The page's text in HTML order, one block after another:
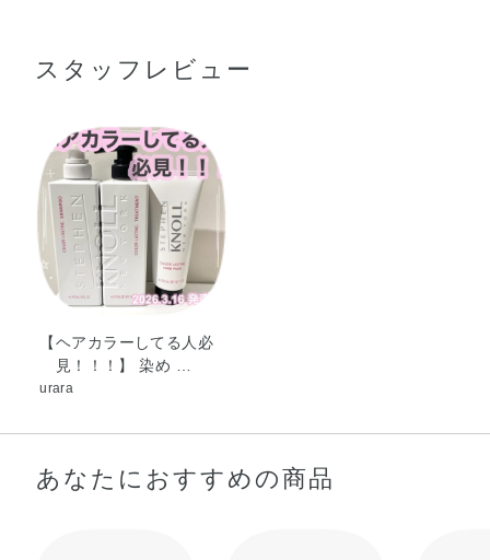
ド・イソステアリン酸PEG－50水添ヒマシ油・イソプロパ
ウムクロリド・ピロ亜硫酸Na・ポリクオタニウム－10・ポ
リクオタニウム－22・ポリクオタニウム－7・マカデミア
ナッツ脂肪酸フィトステリル・ラウリン酸PEG－2・ラウ
ロイルメチルアラニンTEA・レブリン酸・加水分解コーン
スターチ・炭酸水素Na・フェノキシエタノール・メチルパ
ラベン・安息香酸Na
スタッフレビュー
【ヘアカラーしてる人必
見！！！】 染め …
urara
あなたにおすすめの商品